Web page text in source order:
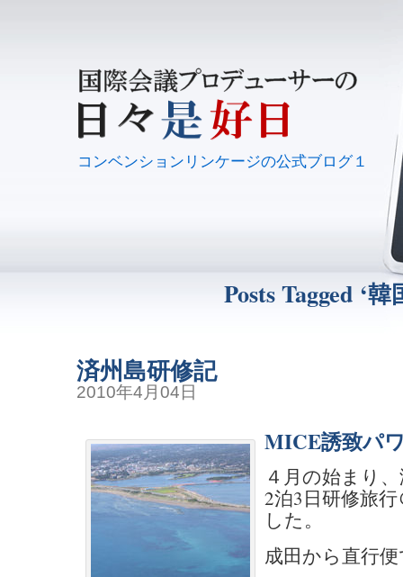
コンベンションリンケージの公式ブログ１
Posts Tagged ‘韓
済州島研修記
2010年4月04日
MICE誘致パ
４月の始まり
2泊3日研修旅
した。
成田から直行